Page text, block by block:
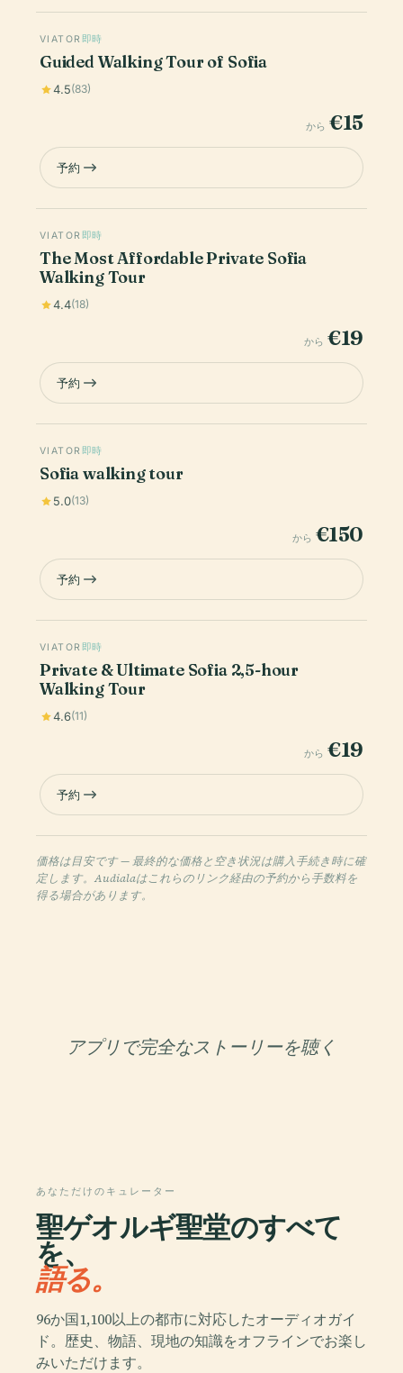
VIATOR 即時
Guided Walking Tour of Sofia
4.5(83)
から €15
予約
VIATOR 即時
The Most Affordable Private Sofia
Walking Tour
4.4(18)
から €19
予約
VIATOR 即時
Sofia walking tour
5.0(13)
から €150
予約
VIATOR 即時
Private & Ultimate Sofia 2,5-hour
Walking Tour
4.6(11)
から €19
予約
価格は目安です — 最終的な価格と空き状況は購入手続き時に確
定します。Audialaはこれらのリンク経由の予約から手数料を
得る場合があります。
アプリで完全なストーリーを聴く
あなただけのキュレーター
聖ゲオルギ聖堂のすべて
を、
語る。
96か国1,100以上の都市に対応したオーディオガイ
ド。歴史、物語、現地の知識をオフラインでお楽し
みいただけます。